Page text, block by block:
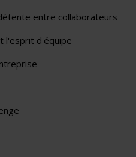
entre collaborateurs
l'esprit d'équipe